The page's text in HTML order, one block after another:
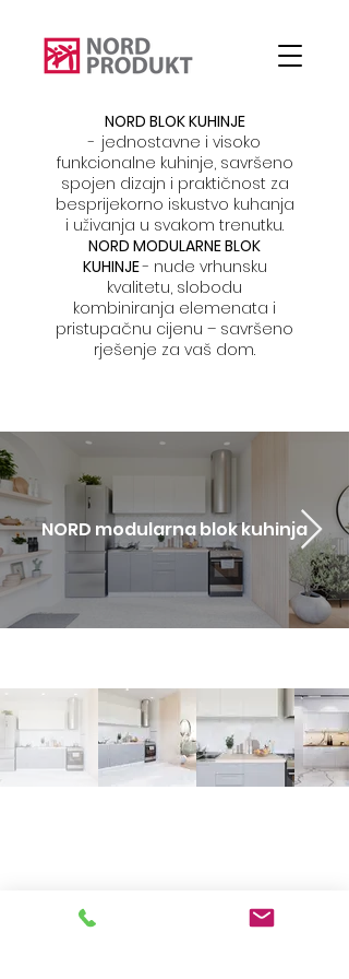
NORD BLOK KUHINJE
- jednostavne i visoko
funkcionalne kuhinje, savršeno
spojen dizajn i praktičnost za
besprijekorno iskustvo kuhanja
i uživanja u svakom trenutku.
NORD MODULARNE BLOK
KUHINJE- nude vrhunsku
kvalitetu, slobodu
kombiniranja elemenata i
pristupačnu cijenu – savršeno
rješenje za vaš dom.
NORD modularna blok kuhinja